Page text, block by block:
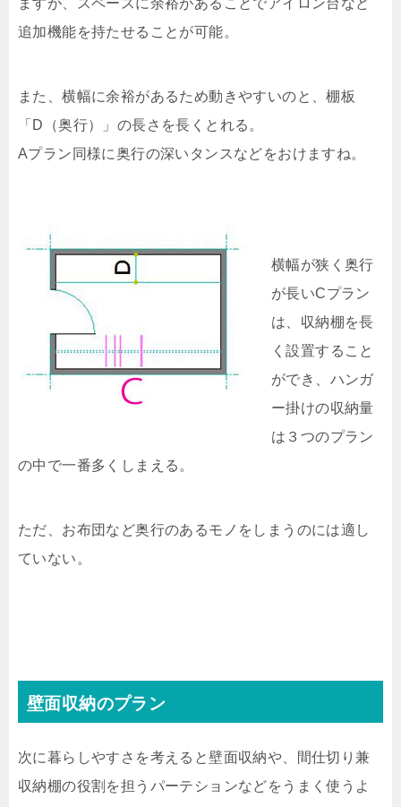
追加機能を持たせることが可能。
また、横幅に余裕があるため動きやすいのと、棚板
「D（奥行）」の長さを長くとれる。
Aプラン同様に奥行の深いタンスなどをおけますね。
横幅が狭く奥行
が長いCプラン
は、収納棚を長
く設置すること
ができ、ハンガ
ー掛けの収納量
は３つのプラン
の中で一番多くしまえる。
ただ、お布団など奥行のあるモノをしまうのには適し
ていない。
壁面収納のプラン
次に暮らしやすさを考えると壁面収納や、間仕切り兼
収納棚の役割を担うパーテションなどをうまく使うよ